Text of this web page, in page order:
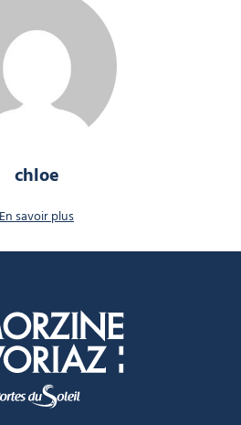
chloe
En savoir plus